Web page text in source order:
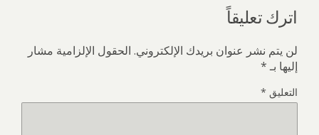
اترك تعليقاً
لن يتم نشر عنوان بريدك الإلكتروني. الحقول الإلزامية مشار
إليها بـ*
التعليق *